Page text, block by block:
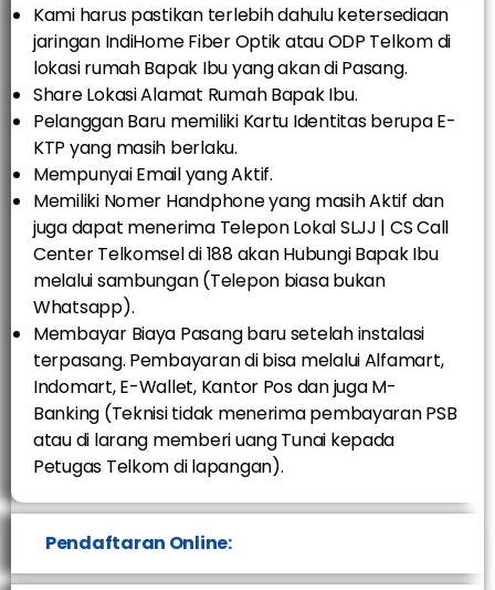
Kami harus pastikan terlebih dahulu ketersediaan
jaringan IndiHome Fiber Optik atau ODP Telkom di
lokasi rumah Bapak Ibu yang akan di Pasang.
Share Lokasi Alamat Rumah Bapak Ibu.
Pelanggan Baru memiliki Kartu Identitas berupa E-
KTP yang masih berlaku.
Mempunyai Email yang Aktif.
Memiliki Nomer Handphone yang masih Aktif dan
juga dapat menerima Telepon Lokal SLJJ | CS Call
Center Telkomsel di 188 akan Hubungi Bapak Ibu
melalui sambungan (Telepon biasa bukan
Whatsapp).
Membayar Biaya Pasang baru setelah instalasi
terpasang. Pembayaran di bisa melalui Alfamart,
Indomart, E-Wallet, Kantor Pos dan juga M-
Banking (Teknisi tidak menerima pembayaran PSB
atau di larang memberi uang Tunai kepada
Petugas Telkom di lapangan).
Pendaftaran Online: